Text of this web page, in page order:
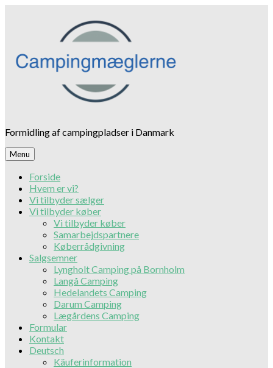
Formidling af campingpladser i Danmark
Menu
Forside
Hvem er vi?
Vi tilbyder sælger
Vi tilbyder køber
Vi tilbyder køber
Samarbejdspartnere
Køberrådgivning
Salgsemner
Lyngholt Camping på Bornholm
Langå Camping
Hedelandets Camping
Darum Camping
Lægårdens Camping
Formular
Kontakt
Deutsch
Käuferinformation